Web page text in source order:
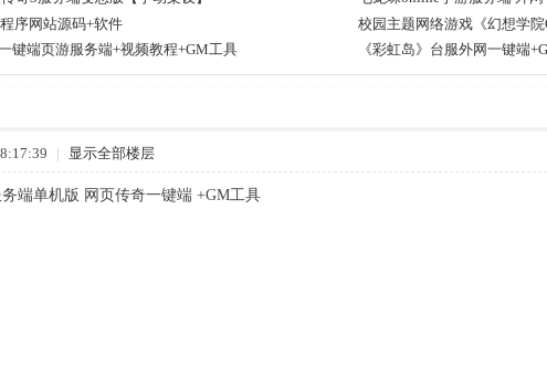
序网站源码+软件
校园主题网络游戏《幻想学
键端页游服务端+视频教程+GM工具
《彩虹岛》台服外网一键端
| 显示全部楼层
端单机版 网页传奇一键端 +GM工具